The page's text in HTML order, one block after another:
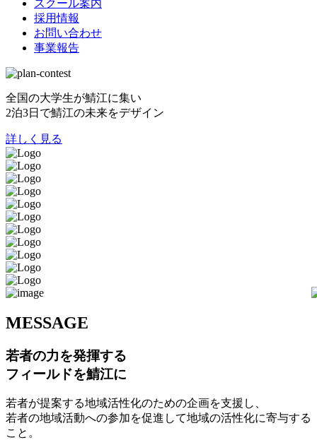
スクール案内
採用情報
お問い合わせ
事業報告
全国の大学生が鯖江に集い
2泊3日で鯖江の未来をデザイン
詳しく見る
MESSAGE
若者の力を発揮する
フィールドを鯖江に
若者が提案する地域活性化のための企画を支援し、
若者の地域活動への参加を促進して地域の活性化に寄与する
こと。